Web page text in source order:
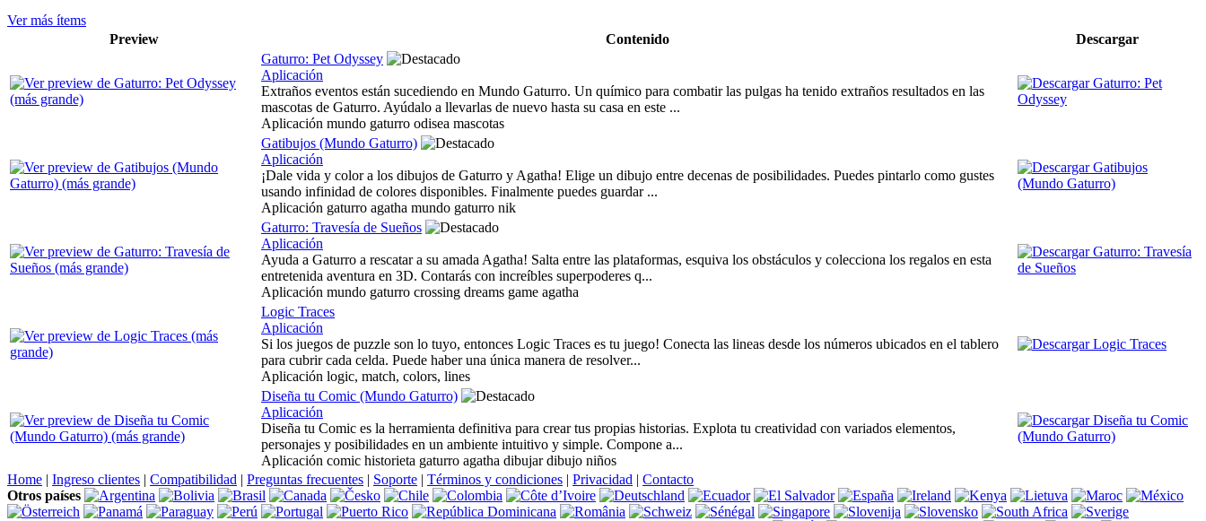
Ver más ítems
Preview
Contenido
Descargar
Gaturro: Pet Odyssey
Aplicación
Extraños eventos están sucediendo en Mundo Gaturro. Un químico para combatir las pulgas ha tenido extraños resultados en las
mascotas de Gaturro. Ayúdalo a llevarlas de nuevo hasta su casa en este ...
Aplicación mundo gaturro odisea mascotas
Gatibujos (Mundo Gaturro)
Aplicación
¡Dale vida y color a los dibujos de Gaturro y Agatha! Elige un dibujo entre decenas de posibilidades. Puedes pintarlo como gustes
usando infinidad de colores disponibles. Finalmente puedes guardar ...
Aplicación gaturro agatha mundo gaturro nik
Gaturro: Travesía de Sueños
Aplicación
Ayuda a Gaturro a rescatar a su amada Agatha! Salta entre las plataformas, esquiva los obstáculos y colecciona los regalos en esta
entretenida aventura en 3D. Contarás con increíbles superpoderes q...
Aplicación mundo gaturro crossing dreams game agatha
Logic Traces
Aplicación
Si los juegos de puzzle son lo tuyo, entonces Logic Traces es tu juego! Conecta las lineas desde los números ubicados en el tablero
para cubrir cada celda. Puede haber una única manera de resolver...
Aplicación logic, match, colors, lines
Diseña tu Comic (Mundo Gaturro)
Aplicación
Diseña tu Comic es la herramienta definitiva para crear tus propias historias. Explota tu creatividad con variados elementos,
personajes y posibilidades en un ambiente intuitivo y simple. Compone a...
Aplicación comic historieta gaturro agatha dibujar dibujo niños
Home | Ingreso clientes | Compatibilidad | Preguntas frecuentes | Soporte | Términos y condiciones | Privacidad | Contacto
Otros países